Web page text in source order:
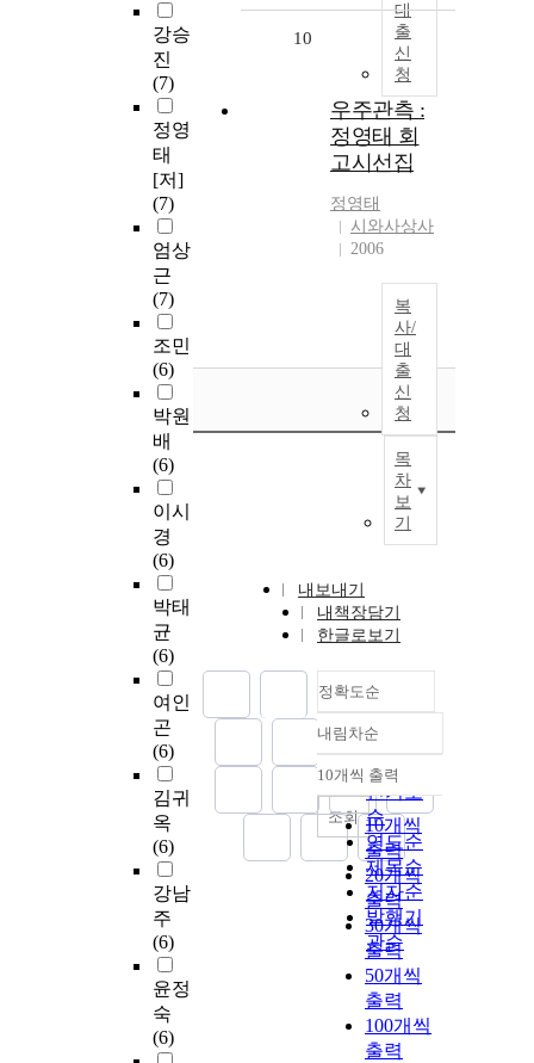
강승
진
(7)
정영
태
[저]
(7)
엄상
근
(7)
조민
(6)
박원
배
(6)
이시
경
(6)
박태
균
(6)
여인
곤
(6)
김귀
옥
(6)
강남
주
(6)
윤정
숙
(6)
대
출
신
청
10
우주관측 :
정영태 회
고시선집
정영태
시와사상사
2006
복
사/
대
출
신
청
목
차
보
기
내보내기
내책장담기
한글로보기
정확도순
정확도
순
인기도
순
연도순
제목순
저자순
발행기
관순
내림차순
내림차순
10개씩 출력
10개씩
출력
20개씩
출력
30개씩
출력
50개씩
출력
100개씩
출력
조회